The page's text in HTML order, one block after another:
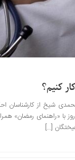
کنیم؟
شیخ از کارشناسان
با «راهنمای رمضان»
[…]